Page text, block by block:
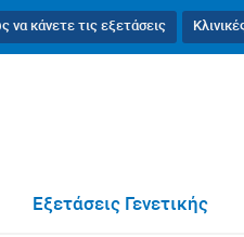
να κάνετε τις εξετάσεις
Εξετάσεις Γενετικής